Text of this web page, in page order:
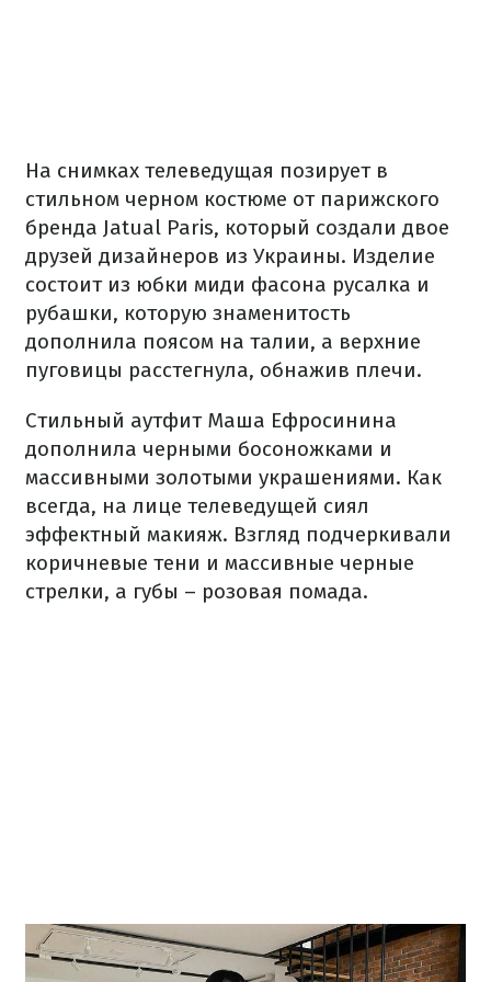
На снимках телеведущая позирует в
стильном черном костюме от парижского
бренда Jatual Paris, который создали двое
друзей дизайнеров из Украины. Изделие
состоит из юбки миди фасона русалка и
рубашки, которую знаменитость
дополнила поясом на талии, а верхние
пуговицы расстегнула, обнажив плечи.
Стильный аутфит Маша Ефросинина
дополнила черными босоножками и
массивными золотыми украшениями. Как
всегда, на лице телеведущей сиял
эффектный макияж. Взгляд подчеркивали
коричневые тени и массивные черные
стрелки, а губы – розовая помада.